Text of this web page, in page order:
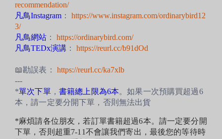
recommendation/
凡鳥Instagram ： https://www.instagram.com/ordinarybird12
3/
凡鳥網站 ： https://ordinarybird.com/
凡鳥TEDx演講 ： https://reurl.cc/b91dOd
📖勘誤表：
https://reurl.cc/ka7xlb
---
*單次下單， 書籍總上限為6本。如果一次預購買超過6
本，請一定要分開下單，否則無法出貨
*麻煩請各位朋友，若訂單書籍超過6本。 請一定要分開
下單，否則超重7-11不會讓我們寄出，最後您的等待時